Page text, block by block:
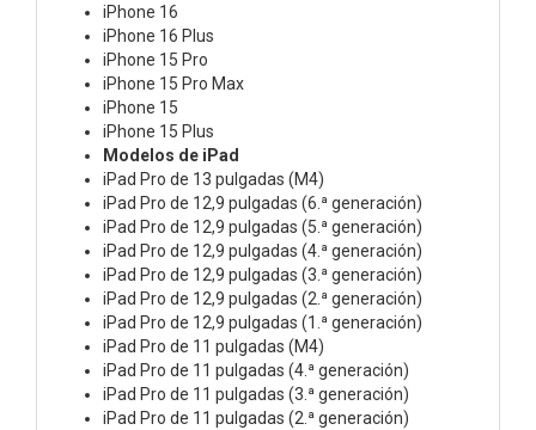
iPhone 16
iPhone 16 Plus
iPhone 15 Pro
iPhone 15 Pro Max
iPhone 15
iPhone 15 Plus
Modelos de iPad
iPad Pro de 13 pulgadas (M4)
iPad Pro de 12,9 pulgadas (6.ª generación)
iPad Pro de 12,9 pulgadas (5.ª generación)
iPad Pro de 12,9 pulgadas (4.ª generación)
iPad Pro de 12,9 pulgadas (3.ª generación)
iPad Pro de 12,9 pulgadas (2.ª generación)
iPad Pro de 12,9 pulgadas (1.ª generación)
iPad Pro de 11 pulgadas (M4)
iPad Pro de 11 pulgadas (4.ª generación)
iPad Pro de 11 pulgadas (3.ª generación)
iPad Pro de 11 pulgadas (2.ª generación)